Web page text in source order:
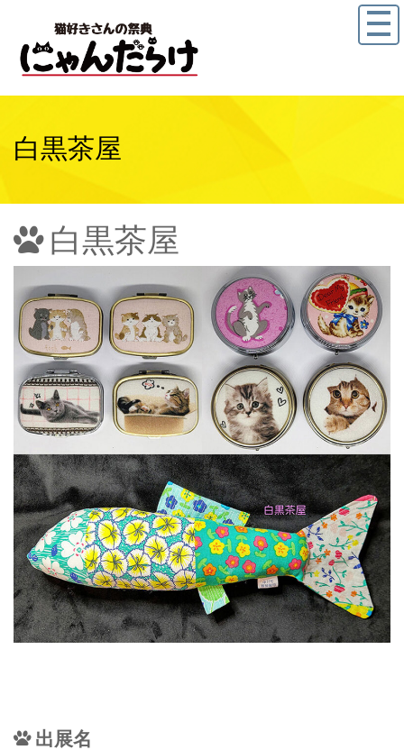
白黒茶屋
白黒茶屋
出展名